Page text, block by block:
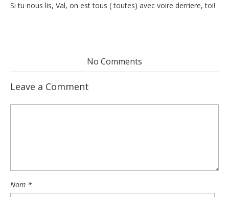
Si tu nous lis, Val, on est tous ( toutes) avec voire derriere, toi!
No Comments
Leave a Comment
Nom *